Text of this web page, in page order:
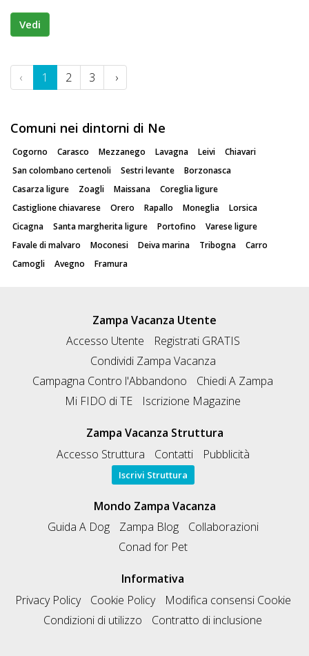
Vedi
‹ 1 2 3 ›
Comuni nei dintorni di Ne
Cogorno Carasco Mezzanego Lavagna Leivi
Chiavari
San colombano certenoli
Sestri levante
Borzonasca
Casarza ligure
Zoagli Maissana
Coreglia ligure
Castiglione chiavarese
Orero Rapallo Moneglia
Lorsica
Cicagna
Santa margherita ligure Portofino
Varese ligure
Favale di malvaro
Moconesi Deiva marina Tribogna
Carro
Camogli
Avegno Framura
Zampa Vacanza Utente
Accesso Utente
Registrati GRATIS
Condividi Zampa Vacanza
Campagna Contro l'Abbandono
Chiedi A Zampa
Mi FIDO di TE
Iscrizione Magazine
Zampa Vacanza Struttura
Accesso Struttura
Contatti Pubblicità
Iscrivi Struttura
Mondo Zampa Vacanza
Guida A Dog
Zampa Blog
Collaborazioni
Conad for Pet
Informativa
Privacy Policy
Cookie Policy
Modifica consensi Cookie
Condizioni di utilizzo
Contratto di inclusione